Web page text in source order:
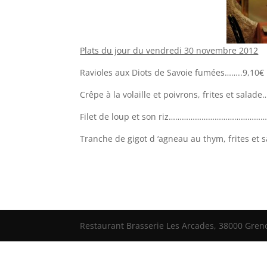
Plats du jour du vendredi 30 novembre 2012
Ravioles aux Diots de Savoie fumées……..9,10€
Crêpe à la volaille et poivrons, frites et
Filet de loup et son
Tranche de gigot d ‘agneau au thym, frites et
Restaurant Brasserie Les Arcades, 38000